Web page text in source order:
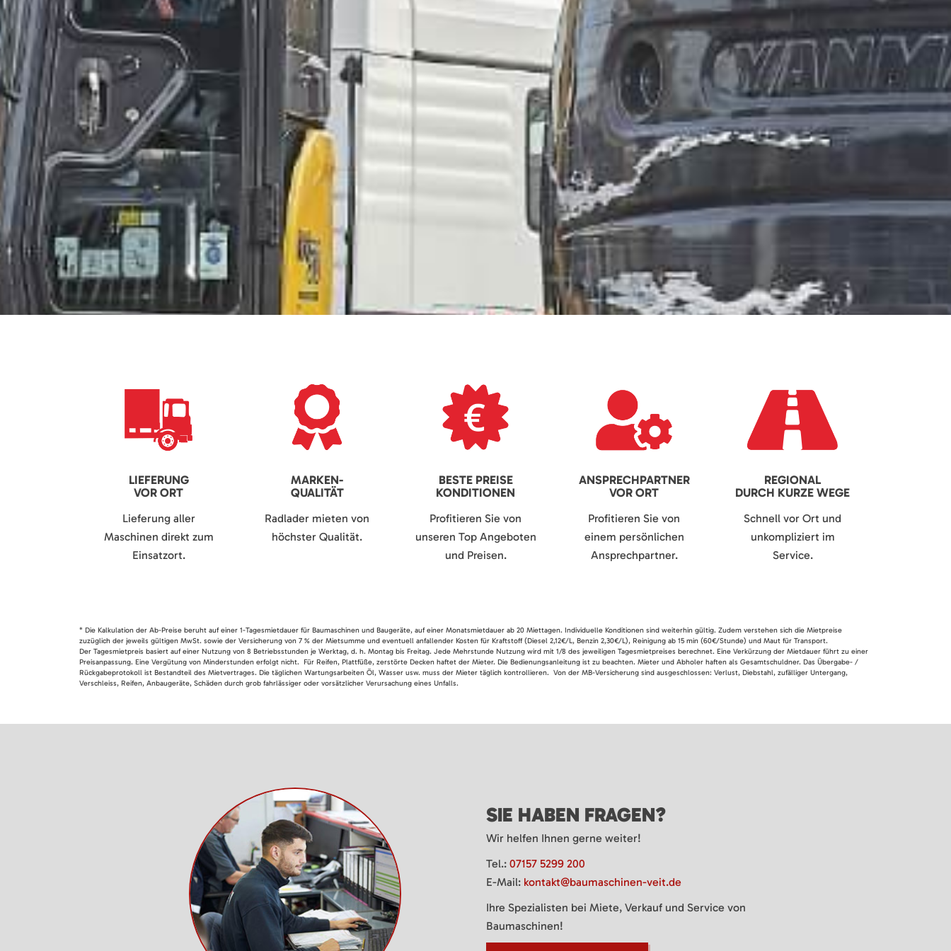
LIEFERUNG
VOR ORT
Lieferung aller
Maschinen direkt zum
Einsatzort.
MARKEN-
QUALITÄT
Radlader mieten von
höchster Qualität.
BESTE PREISE
KONDITIONEN
Profitieren Sie von
unseren Top Angeboten
und Preisen.
ANSPRECHPARTNER
VOR ORT
Profitieren Sie von
einem persönlichen
Ansprechpartner.
REGIONAL
DURCH KURZE WEGE
Schnell vor Ort und
unkompliziert im
Service.
* Die Kalkulation der Ab-Preise beruht auf einer 1-Tagesmietdauer für Baumaschinen und Baugeräte, auf einer Monatsmietdauer ab 20 Miettagen. Individuelle Konditionen sind weiterhin gültig. Zudem verstehen sich die Mietpreise
zuzüglich der jeweils gültigen MwSt. sowie der Versicherung von 7 % der Mietsumme und eventuell anfallender Kosten für Kraftstoff (Diesel 2,12€/L, Benzin 2,30€/L), Reinigung ab 15 min (60€/Stunde) und Maut für Transport.
Der Tagesmietpreis basiert auf einer Nutzung von 8 Betriebsstunden je Werktag, d. h. Montag bis Freitag. Jede Mehrstunde Nutzung wird mit 1/8 des jeweiligen Tagesmietpreises berechnet. Eine Verkürzung der Mietdauer führt zu einer
Preisanpassung. Eine Vergütung von Minderstunden erfolgt nicht. Für Reifen, Plattfüße, zerstörte Decken haftet der Mieter. Die Bedienungsanleitung ist zu beachten. Mieter und Abholer haften als Gesamtschuldner. Das Übergabe- /
Rückgabeprotokoll ist Bestandteil des Mietvertrages. Die täglichen Wartungsarbeiten Öl, Wasser usw. muss der Mieter täglich kontrollieren. Von der MB-Versicherung sind ausgeschlossen: Verlust, Diebstahl, zufälliger Untergang,
Verschleiss, Reifen, Anbaugeräte, Schäden durch grob fahrlässiger oder vorsätzlicher Verursachung eines Unfalls.
SIE HABEN FRAGEN?
Wir helfen Ihnen gerne weiter!
Tel.: 07157 5299 200
E-Mail: kontakt@baumaschinen-veit.de
Ihre Spezialisten bei Miete, Verkauf und Service von
Baumaschinen!